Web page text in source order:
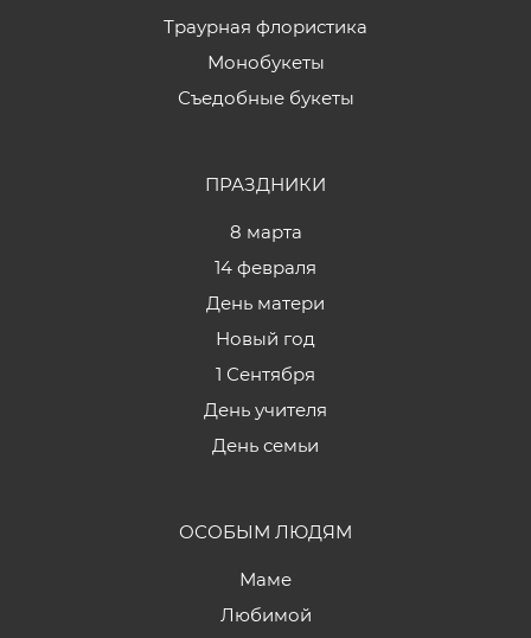
Траурная флористика
Монобукеты
Съедобные букеты
ПРАЗДНИКИ
8 марта
14 февраля
День матери
Новый год
1 Сентября
День учителя
День семьи
ОСОБЫМ ЛЮДЯМ
Маме
Любимой